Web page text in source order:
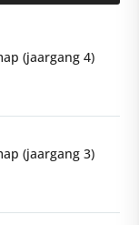
(jaargang 4)
(jaargang 3)